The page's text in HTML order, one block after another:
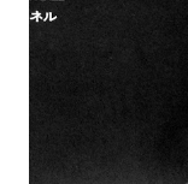
consejillos que me
queréis saber
a vosotros o a
Podéis contactar
consulta va